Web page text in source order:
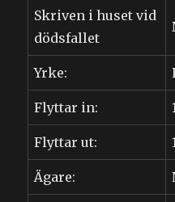
Skriven i huset vid
dödsfallet
Yrke:
Flyttar in:
Flyttar ut:
Ägare: